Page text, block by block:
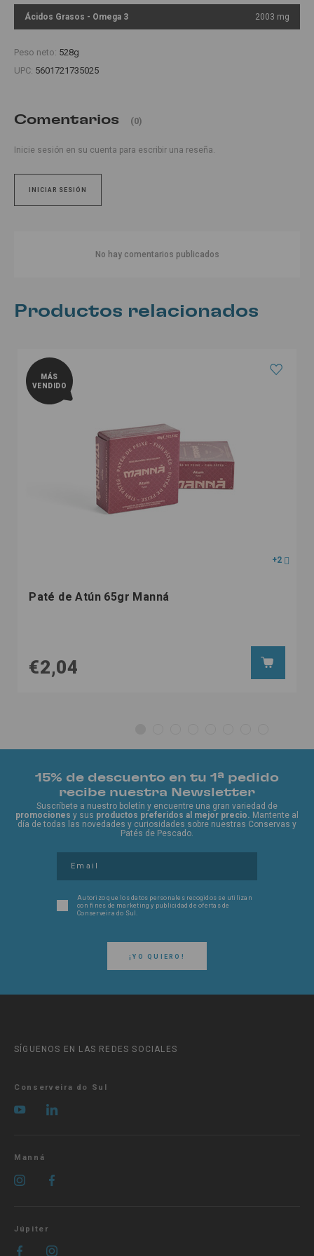
Ácidos Grasos - Omega 3 2003 mg
Peso neto: 528g
UPC: 5601721735025
Comentarios (0)
Inicie sesión en su cuenta para escribir una reseña.
INICIAR SESIÓN
No hay comentarios publicados
Productos relacionados
MÁS
VENDIDO
+2
Paté de Atún 65gr Manná
€2,04
15% de descuento en tu 1ª pedido
recibe nuestra Newsletter
Suscríbete a nuestro boletín y encuentre una gran variedad de
promociones y sus productos preferidos al mejor precio. Mantente al
día de todas las novedades y curiosidades sobre nuestras Conservas y
Patés de Pescado.
¡YO QUIERO!
Autorizo ​​que los datos personales recogidos se utilizan
con fines de marketing y publicidad de ofertas de
Conserveira do Sul.
SÍGUENOS EN LAS REDES SOCIALES
Conserveira do Sul
Manná
Júpiter